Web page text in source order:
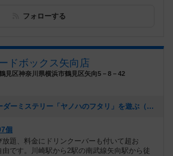
フォローする
ドボックス矢向店
見区神奈川県横浜市鶴見区矢向5－8－42
[NEW] 川崎で話題のマーダーミステリー「ヤノハのフタリ」を遊ぶ（2020年07月26日 15時36分）
個
放題、料金にドリンクーバーも付いて超お
です。川崎駅から2駅の南武線矢向駅から徒